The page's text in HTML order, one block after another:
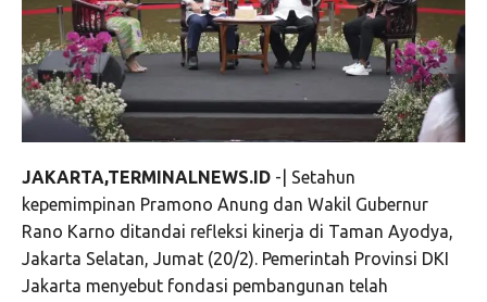
JAKARTA,TERMINALNEWS.ID -| Setahun
kepemimpinan Pramono Anung dan Wakil Gubernur
Rano Karno ditandai refleksi kinerja di Taman Ayodya,
Jakarta Selatan, Jumat (20/2). Pemerintah Provinsi DKI
Jakarta menyebut fondasi pembangunan telah